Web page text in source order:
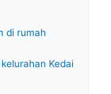
di rumah
Kedai